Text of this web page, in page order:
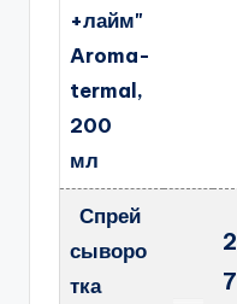
+лайм"
Aroma-
termal,
200
мл
Спрей
сыворо
тка
2
7